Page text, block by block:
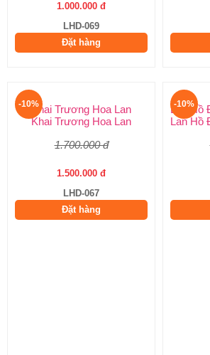
1.000.000 đ
LHD-069
Đặt hàng
-10% -10%